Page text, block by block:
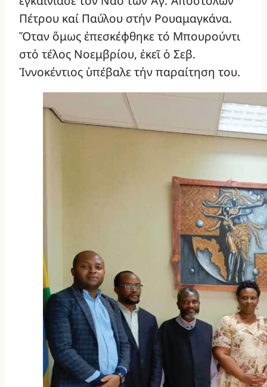
Πέτρου καί Παύλου στήν Ρουαμαγκάνα.
Ὅταν ὅμως ἐπεσκέφθηκε τό Μπουρούντι
στὀ τέλος Νοεμβρίου, ἐκεῖ ὁ Σεβ.
Ἰννοκέντιος ὑπέβαλε τήν παραίτηση του.